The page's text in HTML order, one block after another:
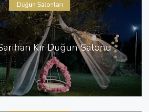
Kır Düğün Salonu
Düğün Salonları